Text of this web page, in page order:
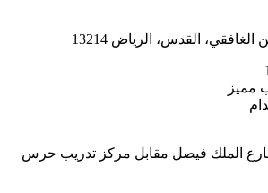
مميز
الملك فيصل مقابل مركز تدريب حرس